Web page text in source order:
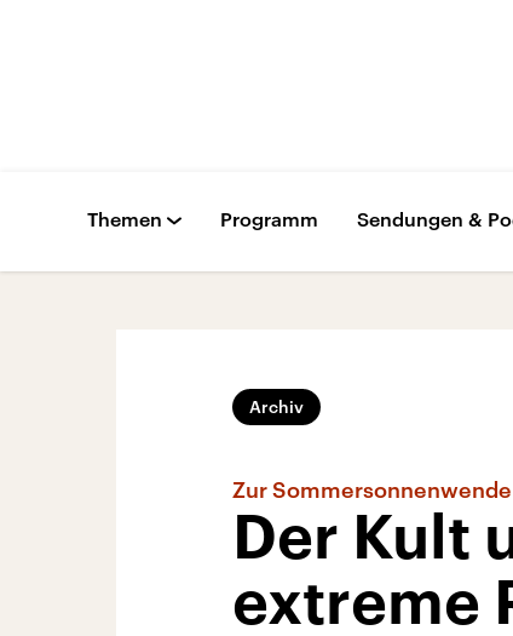
Themen Programm Sendungen &
Archiv
Zur Sommersonnenwende
Der Kult
extreme